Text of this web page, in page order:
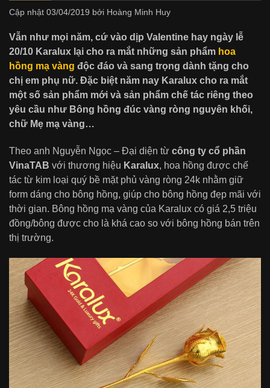
Cập nhật 03/04/2019 bởi Hoàng Minh Huy
Vẫn như mọi năm, cứ vào dịp Valentine hay ngày lễ
20/10 Karalux lại cho ra mắt những sản phẩm hoa
hồng mạ vàng độc đáo và sang trọng dành tặng cho
chị em phụ nữ. Đặc biệt năm nay Karalux cho ra mắt
một số sản phẩm mới và sản phẩm chế tác riêng theo
yêu cầu như Bông hồng đúc vàng ròng nguyên khối,
chữ Mẹ mạ vàng…
Theo anh Nguyễn Ngọc – Đại diện từ công ty cổ phần
VinaTAB với thương hiệu Karalux, hoa hồng được chế
tác từ kim loại quý bề mặt phủ vàng ròng 24k nhằm giữ
form dáng cho bông hồng, giúp cho bông hồng đẹp mãi với
thời gian. Bông hồng mạ vàng của Karalux có giá 2,5 triệu
đồng/bông được cho là khá cao so với bông hồng bán trên
thị trường.